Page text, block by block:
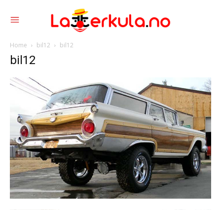
Home bil12 bil12
bil12